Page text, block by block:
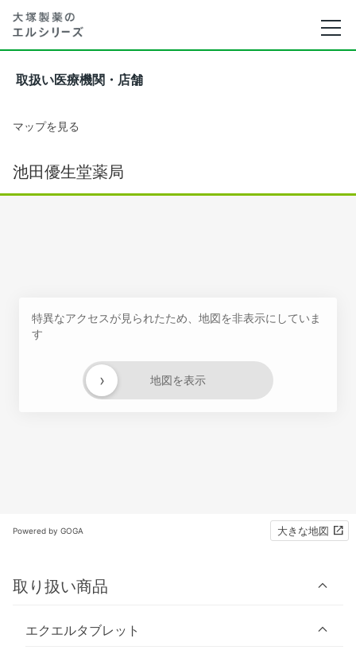
取扱い医療機関・店舗
マップを見る
池田優生堂薬局
特異なアクセスが見られたため、地図を非表示にしていま
す
地図を表示
›
Powered by GOGA 大きな地図
取り扱い商品
エクエルタブレット